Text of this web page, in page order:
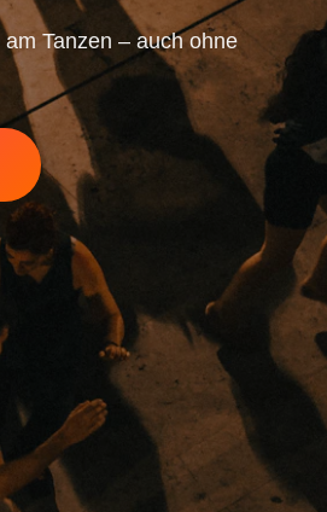
Tanzen – auch ohne